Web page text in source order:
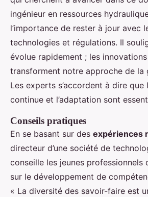
ingénieur en ressources
l’importance de rester à jour avec
technologies et régulations. Il
évolue rapidement ; les
transforment notre approche de la
Les experts s’accordent à dire que
continue et l’adaptation sont
Conseils pratiques
En se basant sur des expériences
directeur d’une société de
conseille les jeunes professionnels
sur le développement de
« La diversité des savoir-faire est